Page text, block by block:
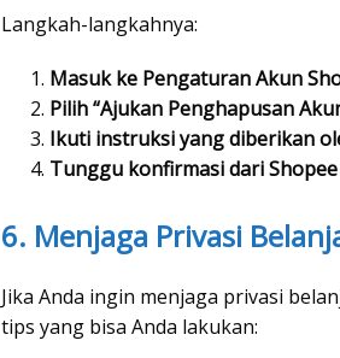
Langkah-langkahnya:
Masuk ke Pengaturan Akun
Pilih “Ajukan Penghapusan
Ikuti instruksi yang diberikan
Tunggu konfirmasi dari Shopee
6. Menjaga Privasi
Jika Anda ingin menjaga privasi
tips yang bisa Anda lakukan: